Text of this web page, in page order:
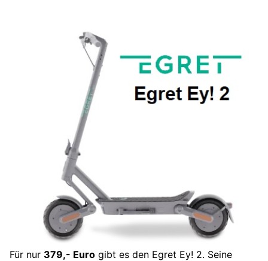
Für nur 379,- Euro gibt es den Egret Ey! 2. Seine